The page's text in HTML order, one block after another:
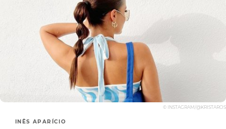
© INSTAGRAM/@KRISTAROS
INÊS APARÍCIO